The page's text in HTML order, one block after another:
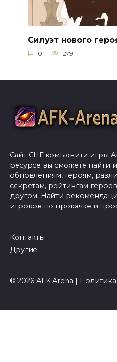
Силуэт нового
0 279
Сайт СНГ комьюнити игры
ресурсе вы сможете найти
обновлениям, героям,
секретам, рейтингам
другом. Найти
игроков по прокачке и
Контакты
Другие
© 2026 AFK Arena |